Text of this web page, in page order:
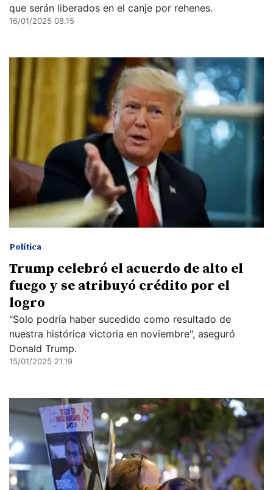
que serán liberados en el canje por rehenes.
16/01/2025 08.15
Política
Trump celebró el acuerdo de alto el
fuego y se atribuyó crédito por el
logro
"Solo podría haber sucedido como resultado de
nuestra histórica victoria en noviembre", aseguró
Donald Trump.
15/01/2025 21.19